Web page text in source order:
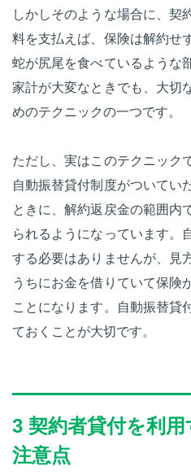
しかしそのような場合に、契
料を支払えば、保険は解約せ
蛇が尻尾を食べているような
家計が大変なときでも、大切
めのテクニックの一つです。
ただし、実はこのテクニック
自動振替貸付制度がついてい
ときに、解約返戻金の範囲内
られるようになっています。
する必要はありませんが、見
うちにお金を借りていて保険
ことになります。自動振替貸
ておくことが大切です。
3 契約者貸付を利
注意点